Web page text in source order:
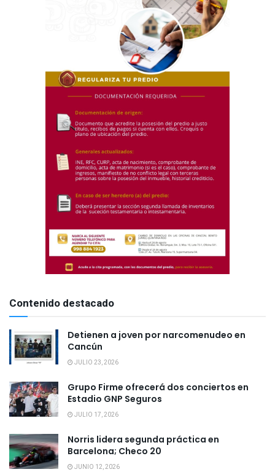
Contenido destacado
Detienen a joven por narcomenudeo en
Cancún
JULIO 23, 2026
Grupo Firme ofrecerá dos conciertos en
Estadio GNP Seguros
JULIO 17, 2026
Norris lidera segunda práctica en
Barcelona; Checo 20
JUNIO 12, 2026